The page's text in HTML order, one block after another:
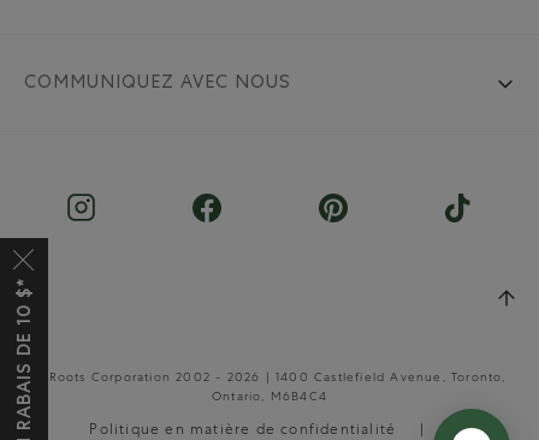
COMMUNIQUEZ AVEC NOUS
© Roots Corporation 2002 - 2026 | 1400 Castlefield Avenue, Toronto,
Ontario, M6B4C4
Politique en matière de confidentialité